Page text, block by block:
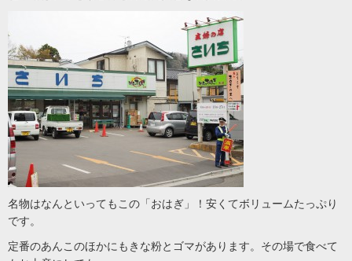
名物はなんといってもこの「おはぎ」！安くてボリュームたっぷり
です。
定番のあんこのほかにもきな粉とゴマがあります。その場で食べて